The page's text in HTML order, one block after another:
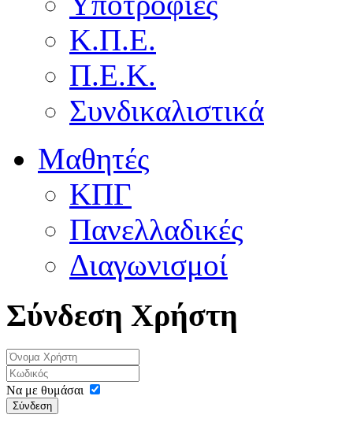
Κ.Π.Ε.
Π.Ε.Κ.
Συνδικαλιστικά
Μαθητές
ΚΠΓ
Πανελλαδικές
Διαγωνισμοί
Σύνδεση Χρήστη
Να με θυμάσαι
Σύνδεση